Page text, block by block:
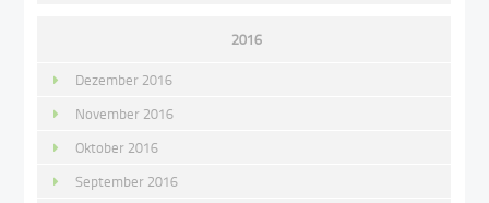
2016
Dezember 2016
November 2016
Oktober 2016
September 2016